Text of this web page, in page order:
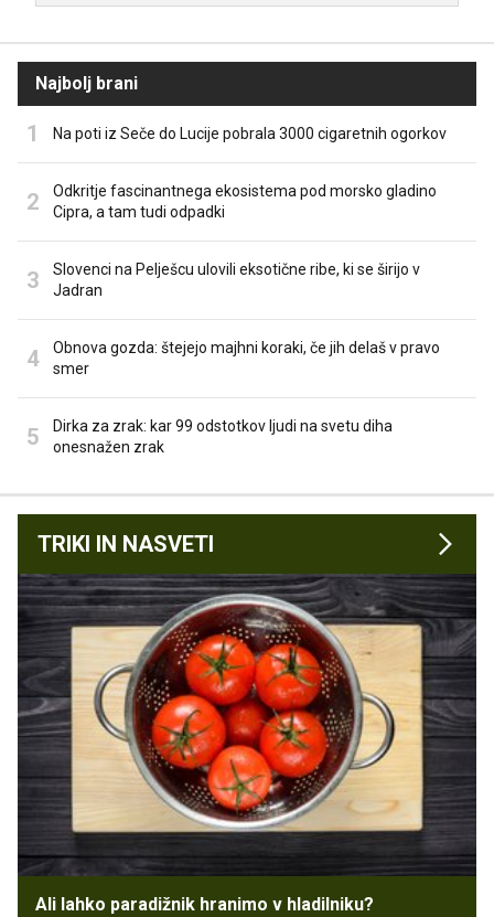
Najbolj brani
Na poti iz Seče do Lucije pobrala 3000 cigaretnih ogorkov
Odkritje fascinantnega ekosistema pod morsko gladino
Cipra, a tam tudi odpadki
Slovenci na Pelješcu ulovili eksotične ribe, ki se širijo v
Jadran
Obnova gozda: štejejo majhni koraki, če jih delaš v pravo
smer
Dirka za zrak: kar 99 odstotkov ljudi na svetu diha
onesnažen zrak
TRIKI IN NASVETI
Ali lahko paradižnik hranimo v hladilniku?